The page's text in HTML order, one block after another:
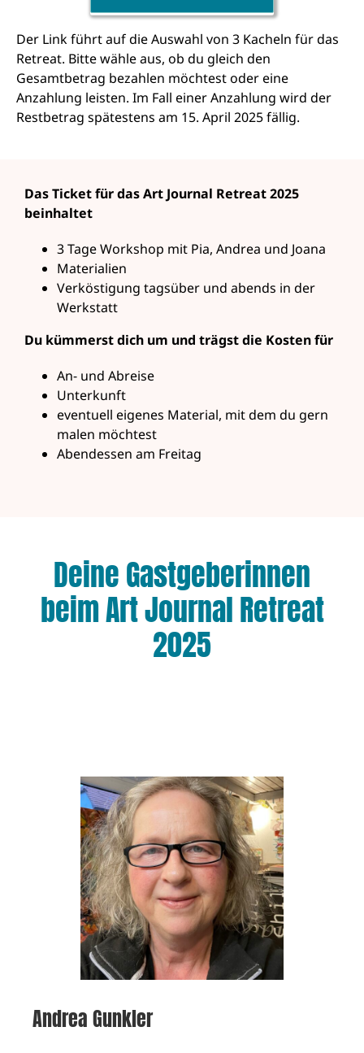
Der Link führt auf die Auswahl von 3 Kacheln für das
Retreat. Bitte wähle aus, ob du gleich den
Gesamtbetrag bezahlen möchtest oder eine
Anzahlung leisten. Im Fall einer Anzahlung wird der
Restbetrag spätestens am 15. April 2025 fällig.
Das Ticket für das Art Journal Retreat 2025
beinhaltet
3 Tage Workshop mit Pia, Andrea und Joana
Materialien
Verköstigung tagsüber und abends in der
Werkstatt
Du kümmerst dich um und trägst die Kosten für
An- und Abreise
Unterkunft
eventuell eigenes Material, mit dem du gern
malen möchtest
Abendessen am Freitag
Deine Gastgeberinnen
beim Art Journal Retreat
2025
Andrea Gunkler